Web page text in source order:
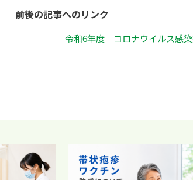
前後の記事へのリンク
令和6年度 コロナウイルス感